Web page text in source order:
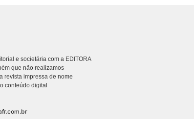
e societária com a EDITORA
que não realizamos
revista impressa de nome
conteúdo digital